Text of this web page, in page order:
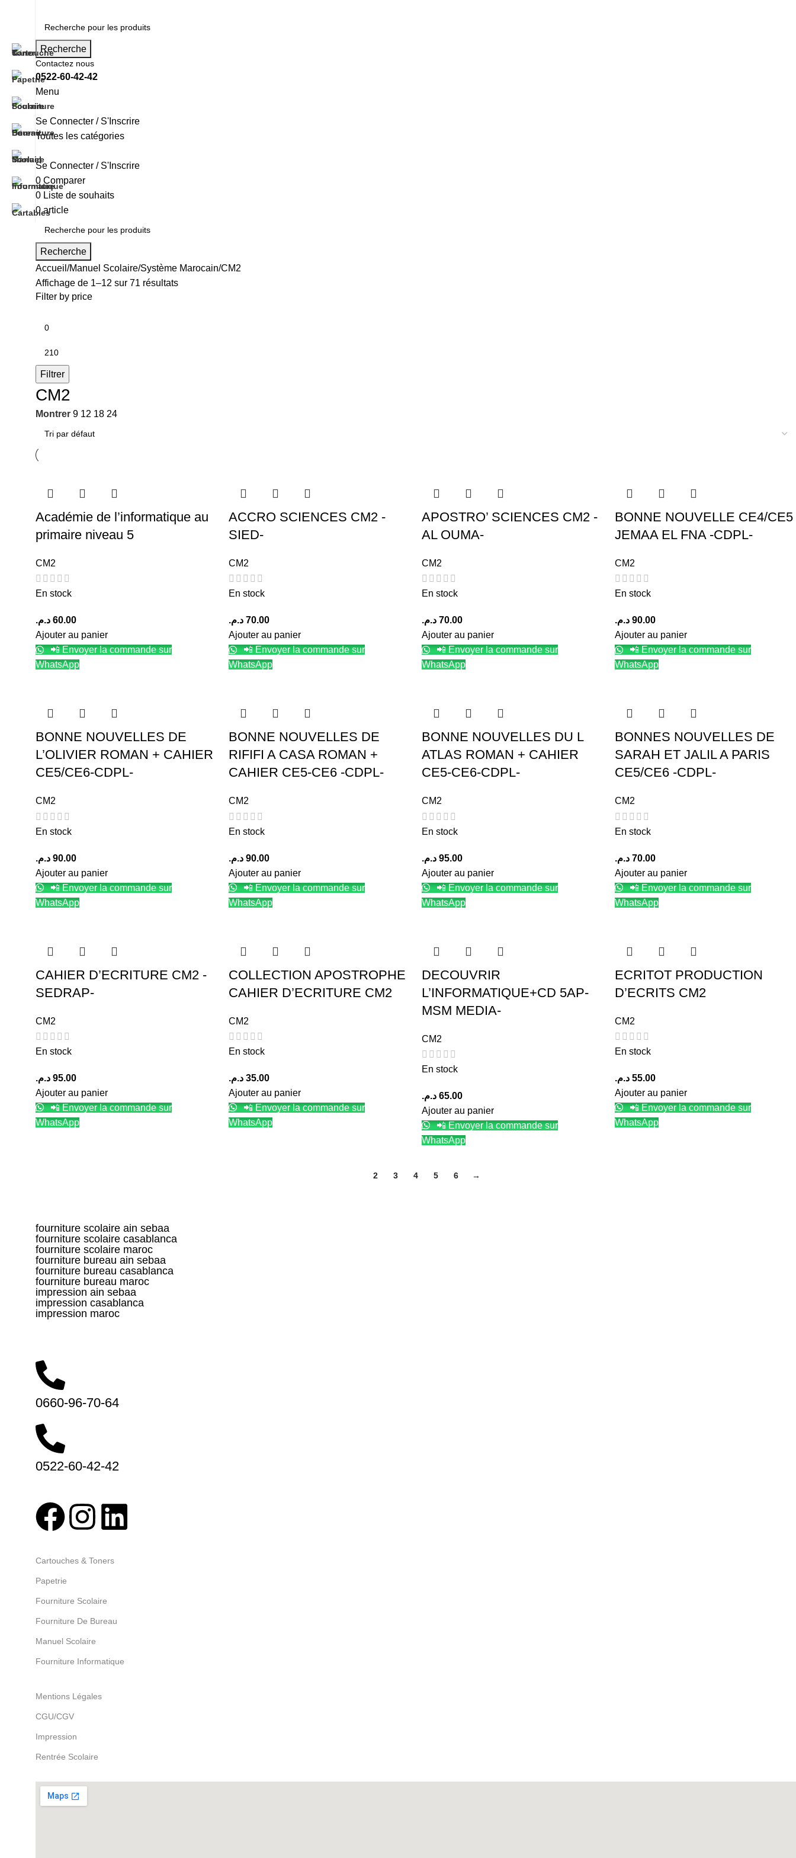
Recherche
Contactez nous
0522-60-42-42
Menu
Se Connecter / S'Inscrire
Toutes les catégories
Se Connecter / S'Inscrire
0 Comparer
0 Liste de souhaits
0article
Recherche
Accueil Manuel Scolaire Système Marocain CM2
Affichage de 1–12 sur 71 résultats
Filter by price
Filtrer
CM2
Montrer 9 12 18 24
Académie de l’informatique au
primaire niveau 5
CM2
En stock
60.00 د.م.
Ajouter au panier
📲 Envoyer la commande sur
WhatsApp
ACCRO SCIENCES CM2 -
SIED-
CM2
En stock
70.00 د.م.
Ajouter au panier
📲 Envoyer la commande sur
WhatsApp
APOSTRO’ SCIENCES CM2 -
AL OUMA-
CM2
En stock
70.00 د.م.
Ajouter au panier
📲 Envoyer la commande sur
WhatsApp
BONNE NOUVELLE CE4/CE5
JEMAA EL FNA -CDPL-
CM2
En stock
90.00 د.م.
Ajouter au panier
📲 Envoyer la commande sur
WhatsApp
BONNE NOUVELLES DE
L’OLIVIER ROMAN + CAHIER
CE5/CE6-CDPL-
CM2
En stock
90.00 د.م.
Ajouter au panier
📲 Envoyer la commande sur
WhatsApp
BONNE NOUVELLES DE
RIFIFI A CASA ROMAN +
CAHIER CE5-CE6 -CDPL-
CM2
En stock
90.00 د.م.
Ajouter au panier
📲 Envoyer la commande sur
WhatsApp
BONNE NOUVELLES DU L
ATLAS ROMAN + CAHIER
CE5-CE6-CDPL-
CM2
En stock
95.00 د.م.
Ajouter au panier
📲 Envoyer la commande sur
WhatsApp
BONNES NOUVELLES DE
SARAH ET JALIL A PARIS
CE5/CE6 -CDPL-
CM2
En stock
70.00 د.م.
Ajouter au panier
📲 Envoyer la commande sur
WhatsApp
CAHIER D’ECRITURE CM2 -
SEDRAP-
CM2
En stock
95.00 د.م.
Ajouter au panier
📲 Envoyer la commande sur
WhatsApp
COLLECTION APOSTROPHE
CAHIER D’ECRITURE CM2
CM2
En stock
35.00 د.م.
Ajouter au panier
📲 Envoyer la commande sur
WhatsApp
DECOUVRIR
L’INFORMATIQUE+CD 5AP-
MSM MEDIA-
CM2
En stock
65.00 د.م.
Ajouter au panier
📲 Envoyer la commande sur
WhatsApp
ECRITOT PRODUCTION
D’ECRITS CM2
CM2
En stock
55.00 د.م.
Ajouter au panier
📲 Envoyer la commande sur
WhatsApp
2 3 4 5 6 →
fourniture scolaire ain sebaa
fourniture scolaire casablanca
fourniture scolaire maroc
fourniture bureau ain sebaa
fourniture bureau casablanca
fourniture bureau maroc
impression ain sebaa
impression casablanca
impression maroc
0660-96-70-64
0522-60-42-42
Cartouches & Toners
Papetrie
Fourniture Scolaire
Fourniture De Bureau
Manuel Scolaire
Fourniture Informatique
Mentions Légales
CGU/CGV
Impression
Rentrée Scolaire